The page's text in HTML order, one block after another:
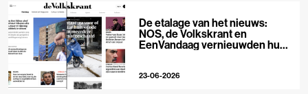
De etalage van het nieuws:
NOS, de Volkskrant en
EenVandaag vernieuwden hun
23-06-2026